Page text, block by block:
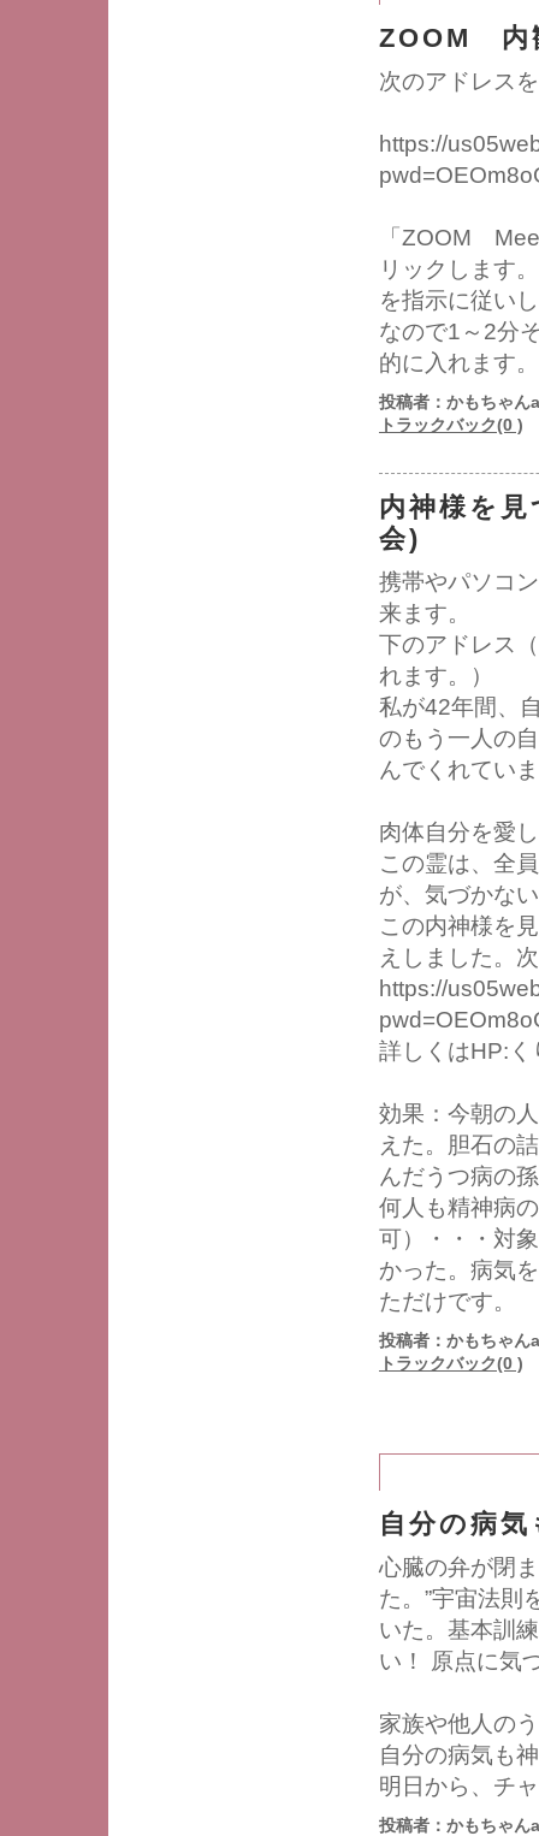
ZOOM 内
次のアドレス
https://
「ZOOM
リックします
を指示に従い
なので1～2分
的に入れます
投稿者：かもちゃ
トラックバック(0 )
内神様を
会)
携帯やパソコ
来ます。
下のアドレス
れます。）
私が42年間、
のもう一人の
んでくれてい
肉体自分を愛
この霊は、全
が、気づかな
この内神様を
えしました。
https://
詳しくはHP:く
効果：今朝の
えた。胆石の
んだうつ病の
何人も精神病
可）・・・対
かった。病気
ただけです。
投稿者：かもちゃ
トラックバック(0 )
自分の病
心臓の弁が閉
た。”宇宙法則
いた。基本訓
い！ 原点に気
家族や他人の
自分の病気も
明日から、チ
投稿者：かもちゃ